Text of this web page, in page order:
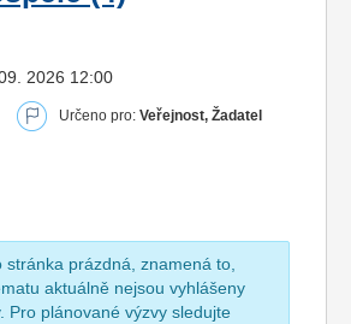
2026 12:00
Určeno pro: Veřejnost, Žadatel
stránka prázdná, znamená to,
aktuálně nejsou vyhlášeny
Pro plánované výzvy sledujte